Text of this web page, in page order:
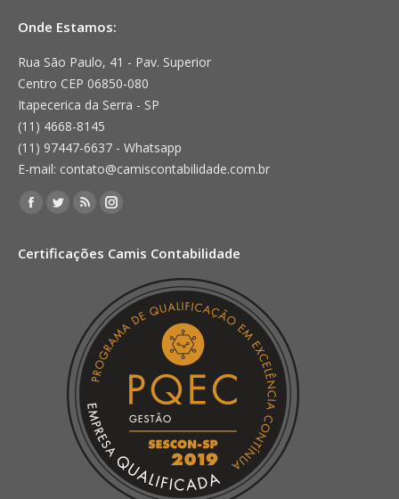
Onde Estamos:
Rua São Paulo, 41 - Pav. Superior
Centro CEP 06850-080
Itapecerica da Serra - SP
(11) 4668-8145
(11) 97447-6637 - Whatsapp
E-mail: contato@camiscontabilidade.com.br
Encontre-nos em:
Facebook
opens
Twitter
opens
window
Rss
opens
new
window
Instagram
opens
new
window
Certificações Camis Contabilidade